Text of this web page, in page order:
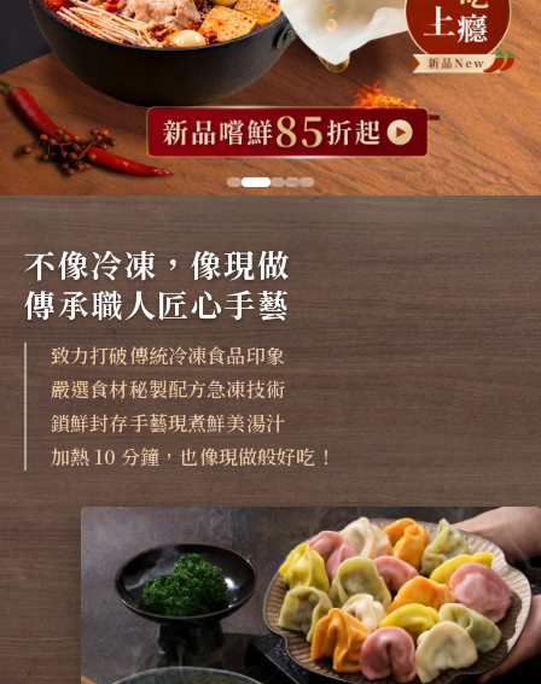
不像冷凍，像現做
傳承職人匠心手藝
致力打破傳統冷凍食品印象
嚴選食材秘製配方急凍技術
鎖鮮封存手藝現煮鮮美湯汁
加熱 10 分鐘，也像現做般好吃！